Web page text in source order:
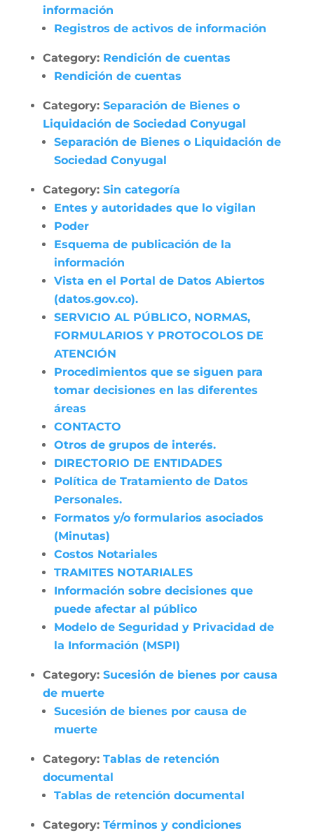
información
Registros de activos de información
Category: Rendición de cuentas
Rendición de cuentas
Category: Separación de Bienes o
Liquidación de Sociedad Conyugal
Separación de Bienes o Liquidación de
Sociedad Conyugal
Category: Sin categoría
Entes y autoridades que lo vigilan
Poder
Esquema de publicación de la
información
Vista en el Portal de Datos Abiertos
(datos.gov.co).
SERVICIO AL PÚBLICO, NORMAS,
FORMULARIOS Y PROTOCOLOS DE
ATENCIÓN
Procedimientos que se siguen para
tomar decisiones en las diferentes
áreas
CONTACTO
Otros de grupos de interés.
DIRECTORIO DE ENTIDADES
Política de Tratamiento de Datos
Personales.
Formatos y/o formularios asociados
(Minutas)
Costos Notariales
TRAMITES NOTARIALES
Información sobre decisiones que
puede afectar al público
Modelo de Seguridad y Privacidad de
la Información (MSPI)
Category: Sucesión de bienes por causa
de muerte
Sucesión de bienes por causa de
muerte
Category: Tablas de retención
documental
Tablas de retención documental
Category: Términos y condiciones